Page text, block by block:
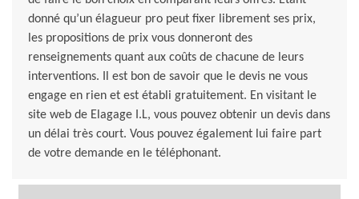
donné qu’un élagueur pro peut fixer librement ses prix,
les propositions de prix vous donneront des
renseignements quant aux coûts de chacune de leurs
interventions. Il est bon de savoir que le devis ne vous
engage en rien et est établi gratuitement. En visitant le
site web de Elagage I.L, vous pouvez obtenir un devis dans
un délai très court. Vous pouvez également lui faire part
de votre demande en le téléphonant.